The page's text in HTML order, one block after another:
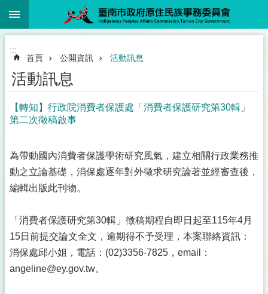
跳到主要內容區塊
:::
首頁 公開資訊 活動訊息
活動訊息
【轉知】行政院消費者保護處「消費者保護研究第30輯」
第二次徵稿啟事
為帶動國內消費者保護學術研究風氣，建立相關行政業務推
動之立論基礎，消保處逐年對外徵求研究論著並經審查後，
編輯出版此刊物。
「消費者保護研究第30輯」徵稿期程自即日起至115年4月
15日前提交論文全文，逾期得不予受理，本案聯絡資訊：
消保處邱小姐，電話：(02)3356-7825，email：
angeline@ey.gov.tw。